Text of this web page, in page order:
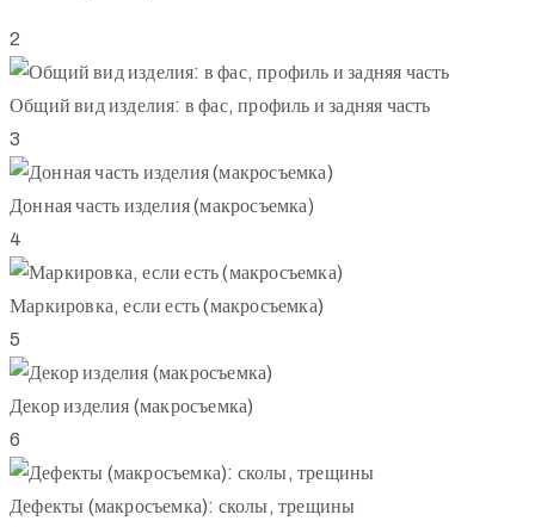
2
Общий вид изделия: в фас, профиль и задняя часть
3
Донная часть изделия (макросъемка)
4
Маркировка, если есть (макросъемка)
5
Декор изделия (макросъемка)
6
Дефекты (макросъемка): сколы, трещины